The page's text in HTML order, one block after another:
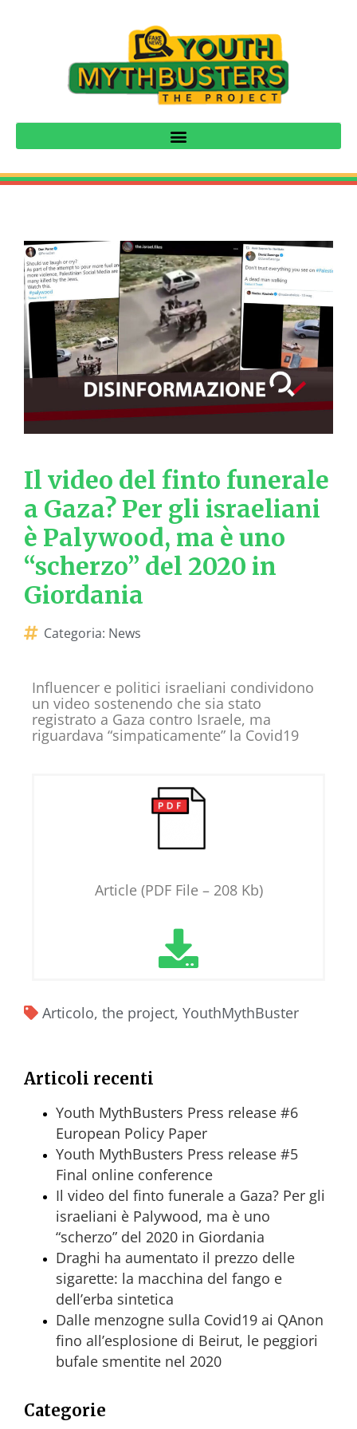
Il video del finto funerale
a Gaza? Per gli israeliani
è Palywood, ma è uno
“scherzo” del 2020 in
Giordania
Categoria: News
Influencer e politici israeliani condividono
un video sostenendo che sia stato
registrato a Gaza contro Israele, ma
riguardava “simpaticamente” la Covid19
Article (PDF File – 208 Kb)
Articolo, the project, YouthMythBuster
Articoli recenti
Youth MythBusters Press release #6
European Policy Paper
Youth MythBusters Press release #5
Final online conference
Il video del finto funerale a Gaza? Per gli
israeliani è Palywood, ma è uno
“scherzo” del 2020 in Giordania
Draghi ha aumentato il prezzo delle
sigarette: la macchina del fango e
dell’erba sintetica
Dalle menzogne sulla Covid19 ai QAnon
fino all’esplosione di Beirut, le peggiori
bufale smentite nel 2020
Categorie